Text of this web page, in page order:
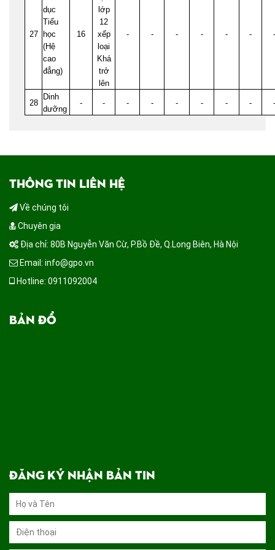
27
dục
Tiểu
học
(Hệ
cao
đẳng)
16
lớp
12
xếp
loại
Khá
trở
lên
- - - - - - -
28
Dinh
dưỡng
- - - - - - - - -
THÔNG TIN LIÊN HỆ
Về chúng tôi
Chuyên gia
Địa chỉ: 80B Nguyễn Văn Cừ, P.Bồ Đề, Q.Long Biên, Hà Nội
Email: info@gpo.vn
Hotline: 0911092004
BẢN ĐỒ
ĐĂNG KÝ NHẬN BẢN TIN